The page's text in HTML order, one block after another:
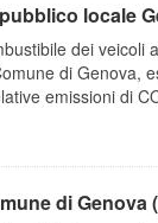
locale
dei veicoli
di Genova,
emissioni di
di Genova